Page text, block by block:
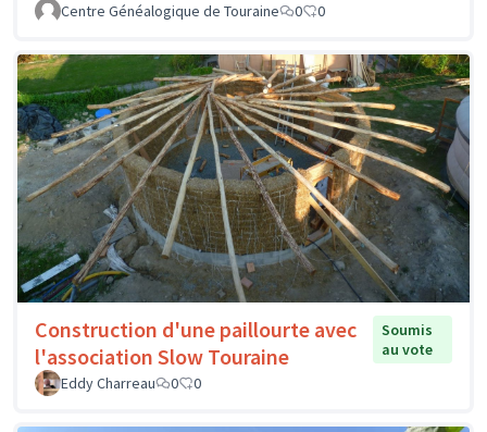
Centre Généalogique de Touraine
0 0
Construction d'une paillourte avec
l'association Slow Touraine
Soumis
au vote
Eddy Charreau
0 0